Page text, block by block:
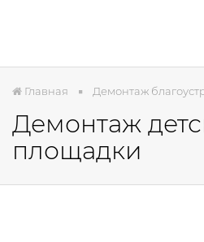
Главная Демонтаж
Демонтаж
площадки